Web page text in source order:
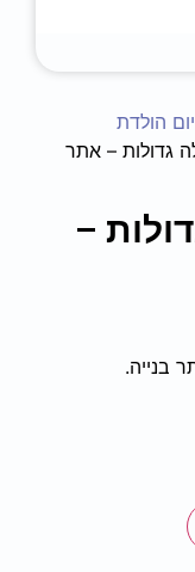
יום הולדת
גדולות – אתר
–
בנייה.